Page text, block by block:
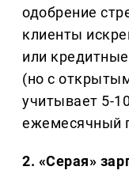
одобрение
клиенты
или
(но с
учитывает 5-
ежемесячный
2. «Серая»